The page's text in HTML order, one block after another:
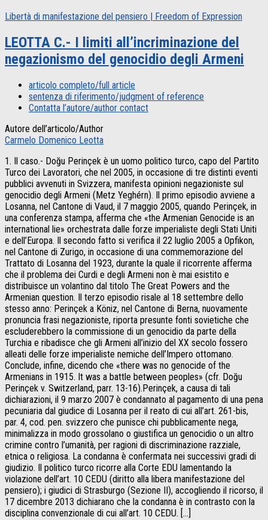
Libertà di manifestazione del pensiero | Freedom of Expression
LEOTTA C.- I limiti all’incriminazione del
negazionismo del genocidio degli Armeni
articolo completo/full article
sentenza di riferimento/judgment of reference
Contatta l’autore/author contact
Autore dell’articolo/Author
Carmelo Domenico Leotta
1. Il caso.- Doğu Perinçek è un uomo politico turco, capo del Partito
Turco dei Lavoratori, che nel 2005, in occasione di tre distinti eventi
pubblici avvenuti in Svizzera, manifesta opinioni negazioniste sul
genocidio degli Armeni (Metz Yeghérn). Il primo episodio avviene a
Losanna, nel Cantone di Vaud, il 7 maggio 2005, quando Perinçek, in
una conferenza stampa, afferma che «the Armenian Genocide is an
international lie» orchestrata dalle forze imperialiste degli Stati Uniti
e dell’Europa. Il secondo fatto si verifica il 22 luglio 2005 a Opfikon,
nel Cantone di Zurigo, in occasione di una commemorazione del
Trattato di Losanna del 1923, durante la quale il ricorrente afferma
che il problema dei Curdi e degli Armeni non è mai esistito e
distribuisce un volantino dal titolo The Great Powers and the
Armenian question. Il terzo episodio risale al 18 settembre dello
stesso anno: Perinçek a Köniz, nel Cantone di Berna, nuovamente
pronuncia frasi negazioniste, riporta presunte fonti sovietiche che
escluderebbero la commissione di un genocidio da parte della
Turchia e ribadisce che gli Armeni all’inizio del XX secolo fossero
alleati delle forze imperialiste nemiche dell’Impero ottomano.
Conclude, infine, dicendo che «there was no genocide of the
Armenians in 1915. It was a battle between peoples» (cfr. Doğu
Perinçek v. Switzerland, parr. 13-16).Perinçek, a causa di tali
dichiarazioni, il 9 marzo 2007 è condannato al pagamento di una pena
pecuniaria dal giudice di Losanna per il reato di cui all’art. 261-bis,
par. 4, cod. pen. svizzero che punisce chi pubblicamente nega,
minimalizza in modo grossolano o giustifica un genocidio o un altro
crimine contro l’umanità, per ragioni di discriminazione razziale,
etnica o religiosa. La condanna è confermata nei successivi gradi di
giudizio. Il politico turco ricorre alla Corte EDU lamentando la
violazione dell’art. 10 CEDU (diritto alla libera manifestazione del
pensiero); i giudici di Strasburgo (Sezione II), accogliendo il ricorso, il
17 dicembre 2013 dichiarano che la condanna è in contrasto con la
disciplina convenzionale di cui all’art. 10 CEDU. […]